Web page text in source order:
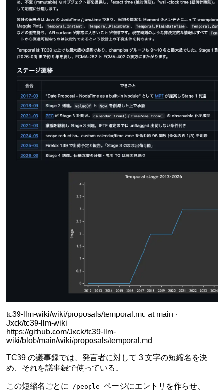
tc39-llm-wiki/wiki/proposals/temporal.md at main ·
Jxck/tc39-llm-wiki
https://github.com/Jxck/tc39-llm-
wiki/blob/main/wiki/proposals/temporal.md
TC39 の議事録では、発言者に対して 3 文字の短縮名を決
め、それを議事録で使っている。
この短縮名ごとに /people ページにエントリを作らせ、